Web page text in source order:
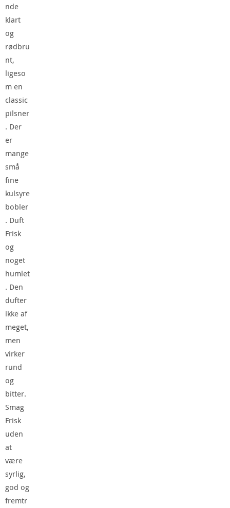
nde
klart
og
rødbru
nt,
ligeso
m en
classic
pilsner
. Der
er
mange
små
fine
kulsyre
bobler
. Duft
Frisk
og
noget
humlet
. Den
dufter
ikke af
meget,
men
virker
rund
og
bitter.
Smag
Frisk
uden
at
være
syrlig,
god og
fremtr